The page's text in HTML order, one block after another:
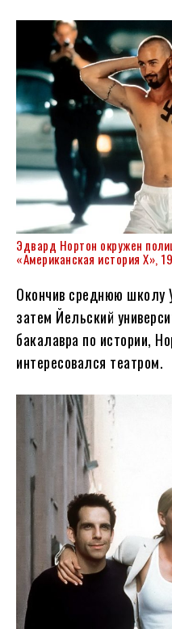
Эдвард Нортон окружен
«Американская история X»,
Окончив среднюю школу
затем Йельский
бакалавра по истории,
интересовался театром.